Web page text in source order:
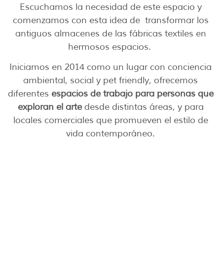
Escuchamos la necesidad de este espacio y
comenzamos con esta idea de transformar los
antiguos almacenes de las fábricas textiles en
hermosos espacios.
Iniciamos en 2014 como un lugar con conciencia
ambiental, social y pet friendly, ofrecemos
diferentes espacios de trabajo para personas que
exploran el artedesde distintas áreas, y para
locales comerciales que promueven el estilo de
vida contemporáneo.